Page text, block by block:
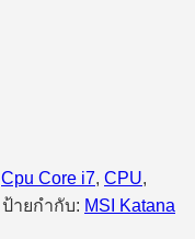
Cpu Core i7, CPU,
ป้ายกำกับ: MSI Katana